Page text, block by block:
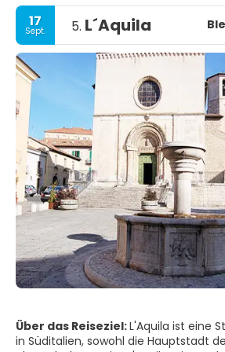
17
Sept. 5. L´Aquila
Über das Reiseziel:L'Aquila ist eine
in Süditalien, sowohl die Hauptstadt